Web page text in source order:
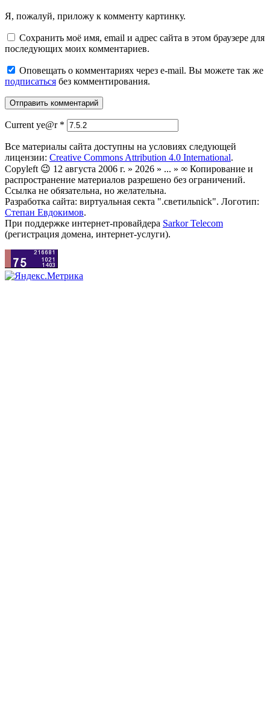
Я, пожалуй, приложу к комменту картинку.
Сохранить моё имя, email и адрес сайта в этом браузере для
последующих моих комментариев.
Оповещать о комментариях через e-mail. Вы можете так же
подписаться без комментирования.
Current ye@r *
Все материалы сайта доступны на условиях следующей
лицензии: Creative Commons Attribution 4.0 International.
Copyleft 😉 12 августа 2006 г. » 2026 » ... » ∞ Копирование и
распространение материалов разрешено без ограничений.
Ссылка не обязательна, но желательна.
Разработка сайта: виртуальная секта ".светильnick". Логотип:
Степан Евдокимов.
При поддержке интернет-провайдера Sarkor Telecom
(регистрация домена, интернет-услуги).